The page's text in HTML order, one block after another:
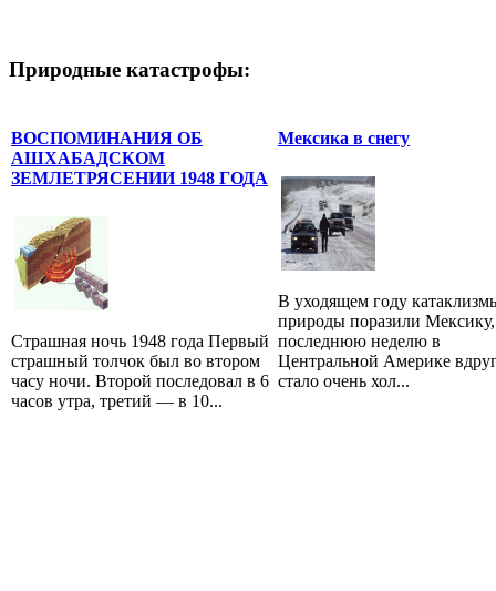
Природные катастрофы:
ВОСПОМИНАНИЯ ОБ
АШХАБАДСКОМ
ЗЕМЛЕТРЯСЕНИИ 1948 ГОДА
Страшная ночь 1948 года Первый
страшный толчок был во втором
часу ночи. Второй последовал в 6
часов утра, третий — в 10...
Мексика в снегу
В уходящем году
природы поразили Мексику,
последнюю неделю в
Центральной Америке
стало очень хол...